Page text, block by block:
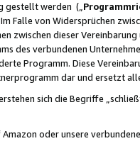
gestellt werden („
Falle von Widersprüchen
zwischen dieser
des verbundenen
Programm. Diese
dar und ersetzt
sich die Begriffe
oder unsere